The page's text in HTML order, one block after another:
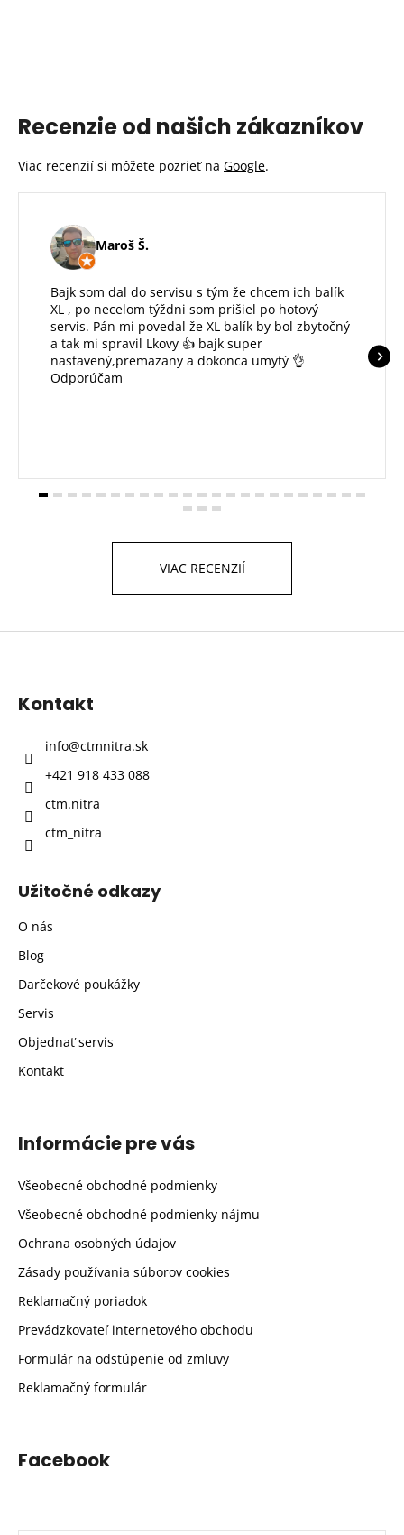
Recenzie od našich zákazníkov
Viac recenzií si môžete pozrieť na Google.
Maroš Š.
Bajk som dal do servisu s tým že chcem ich balík
XL , po necelom týždni som prišiel po hotový
servis. Pán mi povedal že XL balík by bol zbytočný
a tak mi spravil Lkovy 👍 bajk super
nastavený,premazany a dokonca umytý 👌
Odporúčam
VIAC RECENZIÍ
Kontakt
info@ctmnitra.sk
+421 918 433 088
ctm.nitra
ctm_nitra
Užitočné odkazy
O nás
Blog
Darčekové poukážky
Servis
Objednať servis
Kontakt
Informácie pre vás
Všeobecné obchodné podmienky
Všeobecné obchodné podmienky nájmu
Ochrana osobných údajov
Zásady používania súborov cookies
Reklamačný poriadok
Prevádzkovateľ internetového obchodu
Formulár na odstúpenie od zmluvy
Reklamačný formulár
Facebook